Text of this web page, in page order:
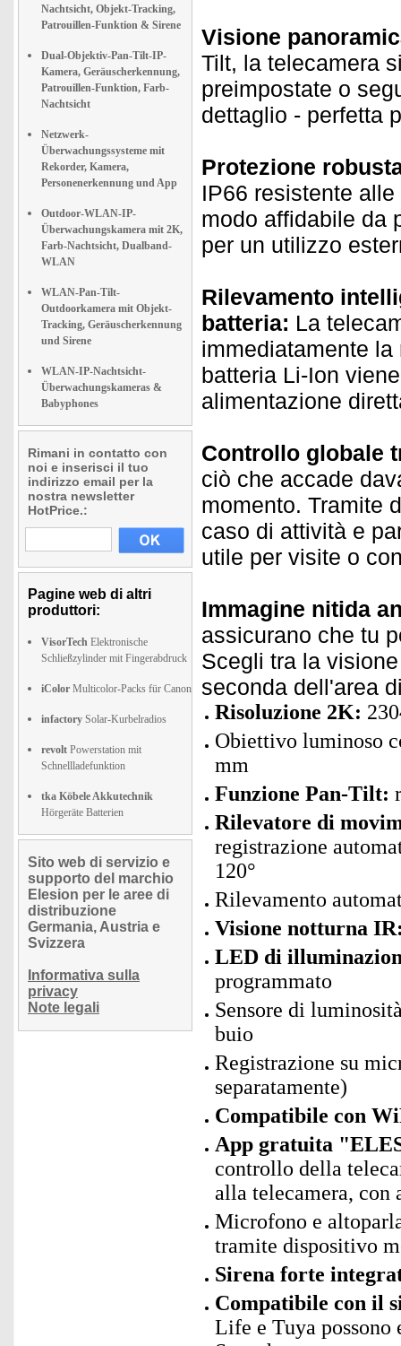
Nachtsicht, Objekt-Tracking,
Patrouillen-Funktion & Sirene
Dual-Objektiv-Pan-Tilt-IP-
Kamera, Geräuscherkennung,
Patrouillen-Funktion, Farb-
Nachtsicht
Netzwerk-
Überwachungssysteme mit
Rekorder, Kamera,
Personenerkennung und App
Outdoor-WLAN-IP-
Überwachungskamera mit 2K,
Farb-Nachtsicht, Dualband-
WLAN
WLAN-Pan-Tilt-
Outdoorkamera mit Objekt-
Tracking, Geräuscherkennung
und Sirene
WLAN-IP-Nachtsicht-
Überwachungskameras &
Babyphones
Rimani in contatto con
noi e inserisci il tuo
indirizzo email per la
nostra newsletter
HotPrice.:
Pagine web di altri
produttori:
VisorTech Elektronische
Schließzylinder mit Fingerabdruck
iColor Multicolor-Packs für Canon
infactory Solar-Kurbelradios
revolt Powerstation mit
Schnellladefunktion
tka Köbele Akkutechnik
Hörgeräte Batterien
Sito web di servizio e
supporto del marchio
Elesion per le aree di
distribuzione
Germania, Austria e
Svizzera
Informativa sulla
privacy
Note legali
Visione
Tilt, la telecamera
preimpostate o
dettaglio - perfetta
Protezione
IP66 resistente
modo affidabile da
per un utilizzo
Rilevamento
batteria: La
immediatamente
batteria Li-Ion
alimentazione
Controllo globale
ciò che accade
momento. Tramite
caso di attività e
utile per visite o
Immagine nitida
assicurano che tu
Scegli tra la
seconda dell'area
Risoluzione 2K:
Obiettivo luminoso
mm
Funzione Pan-Tilt:
Rilevatore di
registrazione
120°
Rilevamento
Visione notturna
LED di
programmato
Sensore di
buio
Registrazione su
separatamente)
Compatibile con
App gratuita
controllo della
alla telecamera, con
Microfono e
tramite dispositivo
Sirena forte
Compatibile con il
Life e Tuya possono